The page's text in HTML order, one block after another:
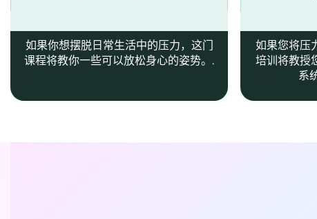
如果你想摆脱日常生活中的压力，这门
课程将教你一些可以放松身心的姿势。.
如果您将压
培训将教授
系